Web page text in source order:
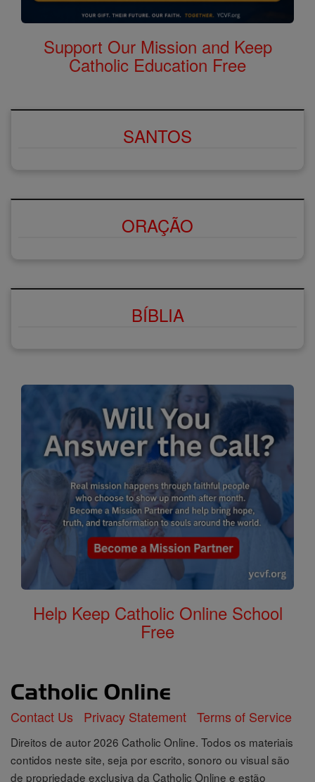
Support Our Mission and Keep
Catholic Education Free
SANTOS
ORAÇÃO
BÍBLIA
Help Keep Catholic Online School
Free
Contact Us Privacy Statement Terms of Service
Direitos de autor 2026 Catholic Online. Todos os materiais
contidos neste site, seja por escrito, sonoro ou visual são
de propriedade exclusiva da Catholic Online e estão